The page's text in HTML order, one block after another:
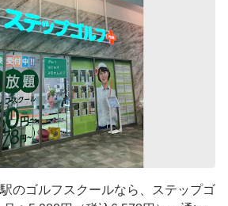
のゴルフスクールなら、ステップゴ